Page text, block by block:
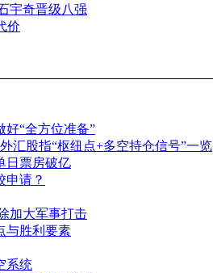
宇奇晋级八强
价
好“全方位准备”
汇股指“枢纽点+多空持仓信号”一览
日票房破亿
申请？
加大军事打击
与胜利要素
系统